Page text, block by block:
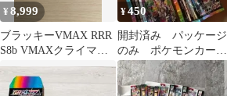
¥8,999
ブラッキーVMAX RRR
S8b VMAXクライマッ
クス psa10
¥450
開封済み パッケージ
のみ ポケモンカード
VMAXクライマックス